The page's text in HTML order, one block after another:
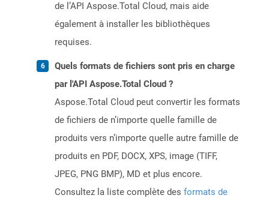
de l’API Aspose.Total Cloud, mais aide
également à installer les bibliothèques
requises.
Quels formats de fichiers sont pris en charge
par l'API Aspose.Total Cloud ?
Aspose.Total Cloud peut convertir les formats
de fichiers de n’importe quelle famille de
produits vers n’importe quelle autre famille de
produits en PDF, DOCX, XPS, image (TIFF,
JPEG, PNG BMP), MD et plus encore.
Consultez la liste complète des formats de